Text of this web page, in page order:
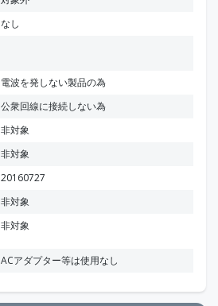
なし
電波を発しない製品の為
公衆回線に接続しない為
非対象
非対象
20160727
非対象
非対象
ACアダプター等は使用なし